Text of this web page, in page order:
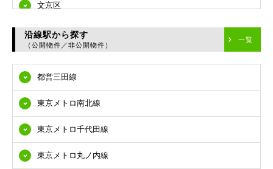
文京区
台東区
江東区
品川区
目黒区
大田区
沿線駅から探す
（公開物件／非公開物件）
一覧
都営三田線
東京メトロ南北線
東京メトロ千代田線
東京メトロ丸ノ内線